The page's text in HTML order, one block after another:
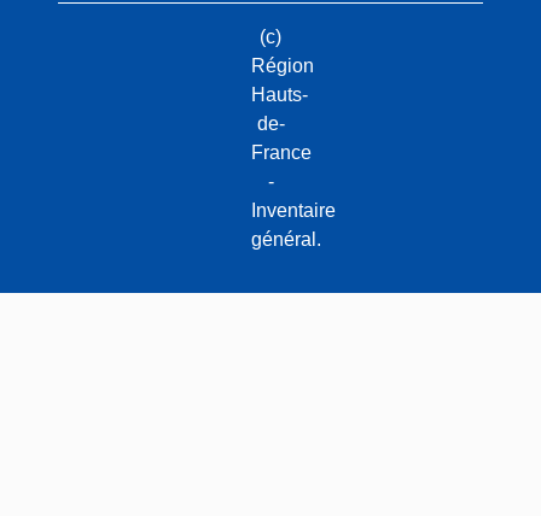
(c)
Région
Hauts-
de-
France
-
Inventaire
général.